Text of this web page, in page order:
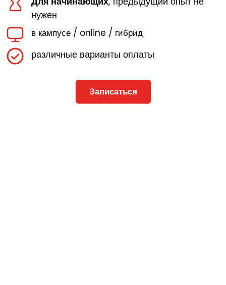
нужен
в кампусе / online / гибрид
различные варианты оплаты
Записаться